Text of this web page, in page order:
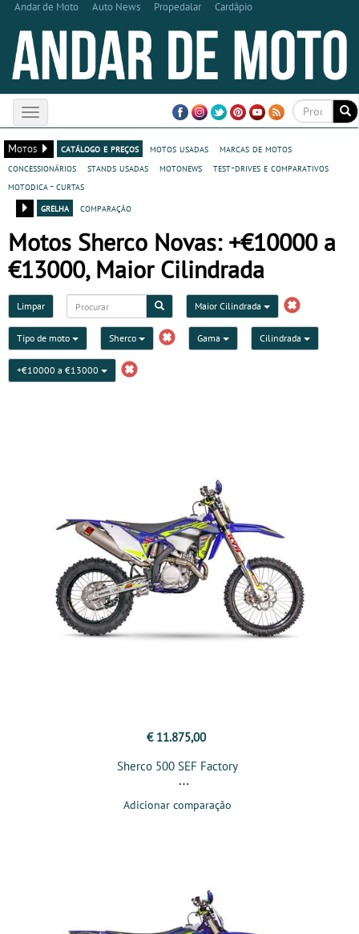
Andar de Moto Auto News Propedalar Cardápio
Toggle
navigation
Motos
catálogo e preços motos usadas
marcas de motos
concessionários
stands usadas motonews
test-drives e comparativos
motodica - curtas
grelha
comparação
Motos Sherco Novas: +€10000 a
€13000, Maior Cilindrada
Limpar Maior Cilindrada
Tipo de moto Sherco Gama Cilindrada
+€10000 a €13000
€ 11.875,00
Sherco 500 SEF Factory
Adicionar comparação